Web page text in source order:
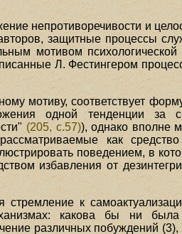
непротиворечивости и
защитные процессы
мотивом
Л. Фестингером
мотиву, соответствует
одной тенденции за
(205, с.57)), однако вполне
как
поведением, в
избавления от
к
какова бы ни была
различных побуждений (3),